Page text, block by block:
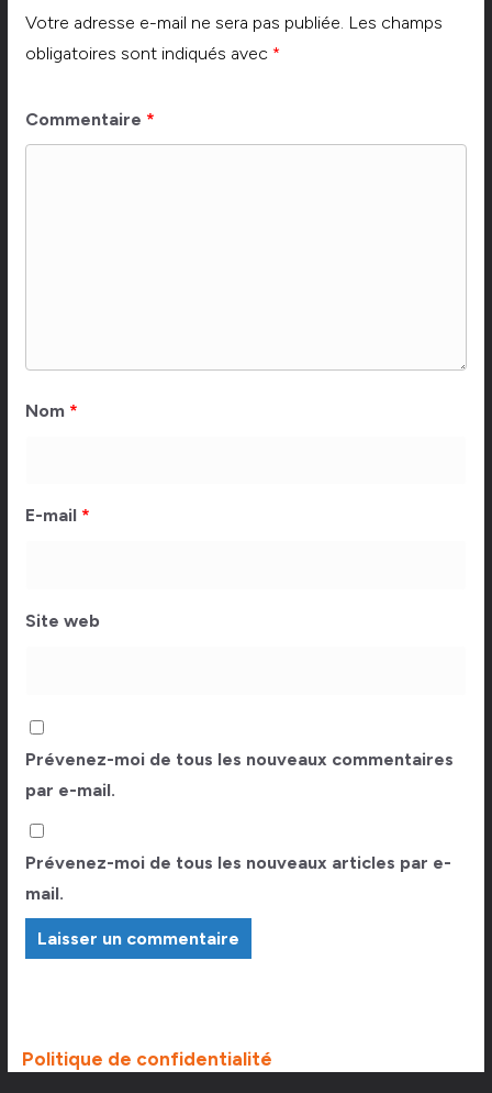
Votre adresse e-mail ne sera pas publiée. Les champs
obligatoires sont indiqués avec *
Commentaire *
Nom *
E-mail *
Site web
Prévenez-moi de tous les nouveaux commentaires
par e-mail.
Prévenez-moi de tous les nouveaux articles par e-
mail.
Politique de confidentialité